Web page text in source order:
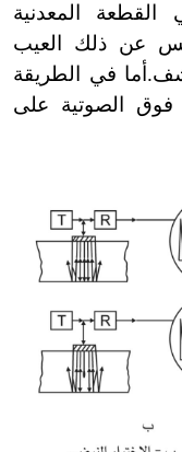
القطعة المعدنية
عن ذلك العيب
في الطريقة
فوق الصوتية على